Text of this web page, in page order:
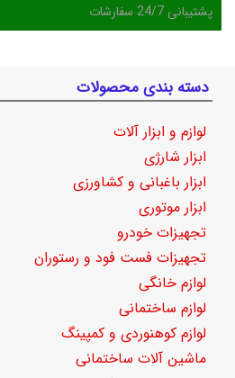
پشتیبانی 24/7 سفارشات
دسته بندی محصولات
لوازم و ابزار آلات
ابزار شارژی
ابزار باغبانی و کشاورزی
ابزار موتوری
تجهیزات خودرو
تجهیزات فست فود و رستوران
لوازم خانگی
لوازم ساختمانی
لوازم کوهنوردی و کمپینگ
ماشین آلات ساختمانی